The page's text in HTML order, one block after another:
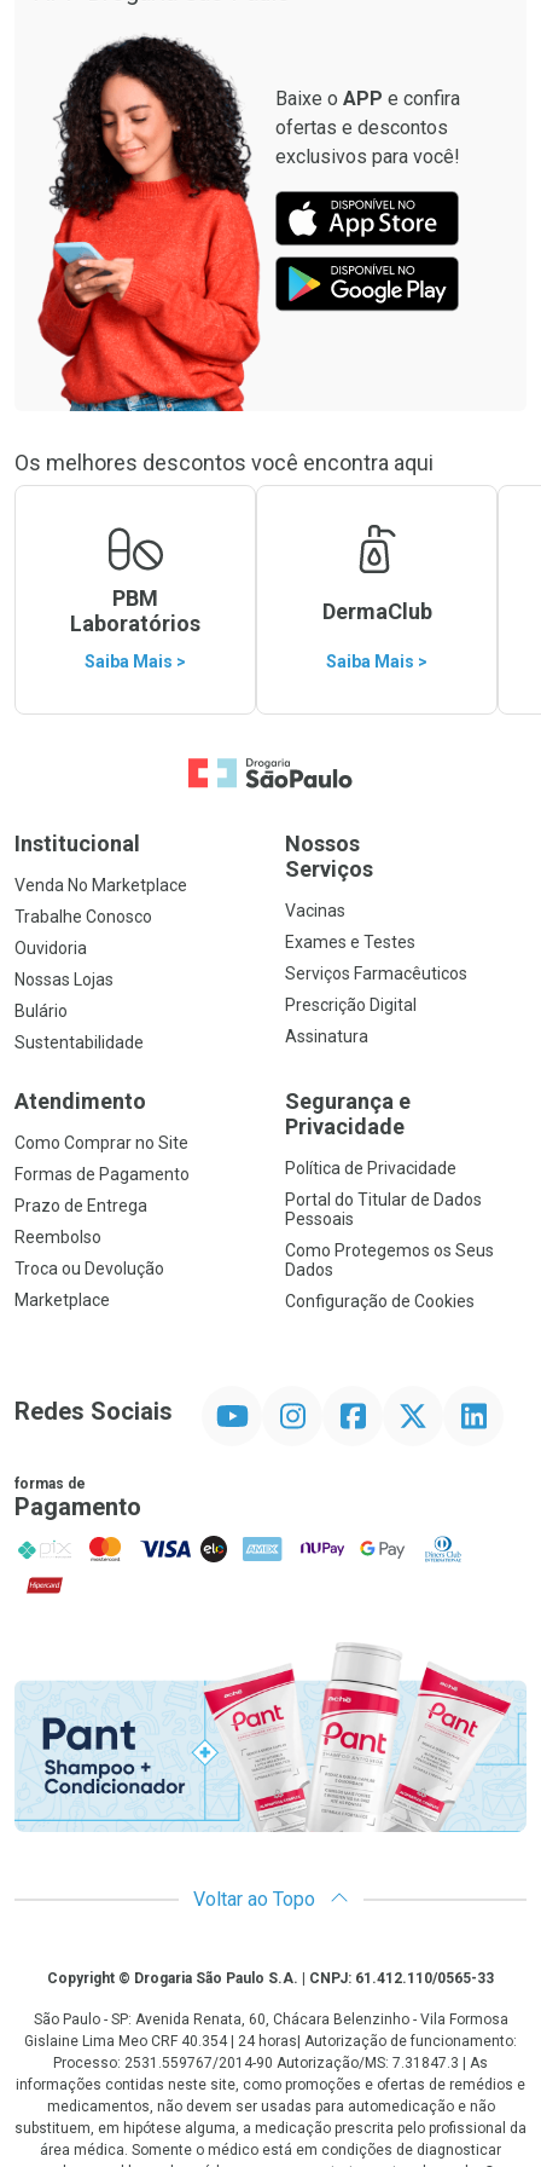
Baixe o APP e confira
ofertas e descontos
exclusivos para você!
Os melhores descontos você encontra aqui
PBM
Laboratórios
Saiba Mais >
DermaClub
Saiba Mais >
Ir para a Home
Institucional
Venda No Marketplace
Trabalhe Conosco
Ouvidoria
Nossas Lojas
Bulário
Sustentabilidade
Nossos
Serviços
Vacinas
Exames e Testes
Serviços Farmacêuticos
Prescrição Digital
Assinatura
Atendimento
Como Comprar no Site
Formas de Pagamento
Prazo de Entrega
Reembolso
Troca ou Devolução
Marketplace
Segurança e
Privacidade
Política de Privacidade
Portal do Titular de Dados
Pessoais
Como Protegemos os Seus
Dados
Configuração de Cookies
Redes Sociais InstagramFacebookTwitter Linkedin
formas de
Pagamento
PIX MasterCard
VISA ELO AMEX NuPay Google PayDiners Club
Hipercard
Voltar ao Topo
CopyrightCopyright © Drogaria São Paulo S.A. | CNPJ: 61.412.110/0565-33
São Paulo - SP: Avenida Renata, 60, Chácara Belenzinho - Vila Formosa
Gislaine Lima Meo CRF 40.354 | 24 horas| Autorização de funcionamento:
Processo: 2531.559767/2014-90 Autorização/MS: 7.31847.3 | As
informações contidas neste site, como promoções e ofertas de remédios e
medicamentos, não devem ser usadas para automedicação e não
substituem, em hipótese alguma, a medicação prescrita pelo profissional da
área médica. Somente o médico está em condições de diagnosticar